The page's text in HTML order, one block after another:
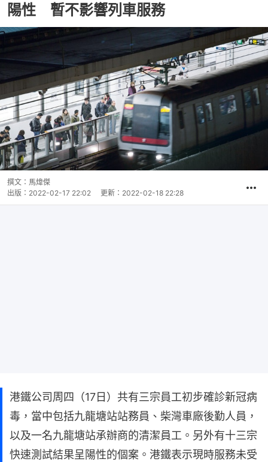
陽性 暫不影響列車服務
撰文： 馬煒傑
出版： 2022-02-17 22:02 更新： 2022-02-18 22:28
港鐵公司周四（17日）共有三宗員工初步確診新冠病
毒，當中包括九龍塘站站務員、柴灣車廠後勤人員，
以及一名九龍塘站承辦商的清潔員工。另外有十三宗
快速測試結果呈陽性的個案。港鐵表示現時服務未受